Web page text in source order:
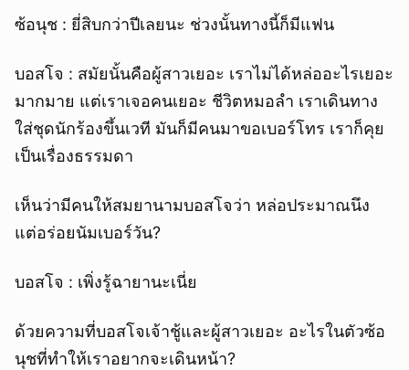
ซ้อนุช : ยี่สิบกว่าปีเลยนะ ช่วงนั้นทางนี้ก็มีแฟน
บอสโจ : สมัยนั้นคือผู้สาวเยอะ เราไม่ได้หล่ออะไรเยอะ
มากมาย แต่เราเจอคนเยอะ ชีวิตหมอลำ เราเดินทาง
ใส่ชุดนักร้องขึ้นเวที มันก็มีคนมาขอเบอร์โทร เราก็คุย
เป็นเรื่องธรรมดา
เห็นว่ามีคนให้สมยานามบอสโจว่า หล่อประมาณนึง
แต่อร่อยนัมเบอร์วัน?
บอสโจ : เพิ่งรู้ฉายานะเนี่ย
ด้วยความที่บอสโจเจ้าชู้และผู้สาวเยอะ อะไรในตัวซ้อ
นุชที่ทำให้เราอยากจะเดินหน้า?